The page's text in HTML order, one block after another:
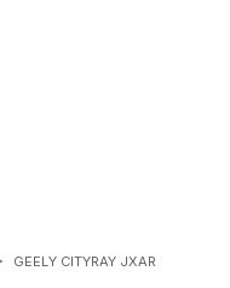
GEELY CITYRAY JXAR